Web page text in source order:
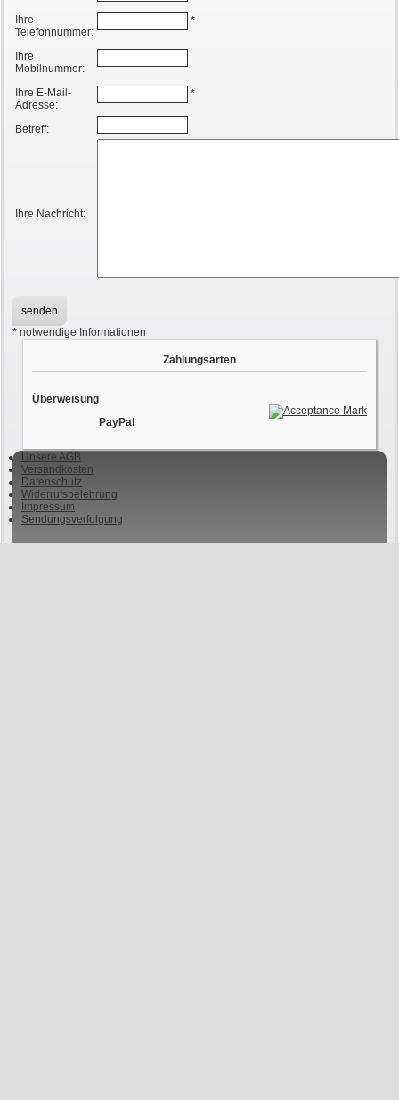
Ihre
Telefonnummer:
*
Ihre
Mobilnummer:
Ihre E-Mail-
Adresse:
*
Betreff:
Ihre Nachricht:
* notwendige Informationen
Zahlungsarten
Überweisung
PayPal
Unsere AGB
Versandkosten
Datenschutz
Widerrufsbelehrung
Impressum
Sendungsverfolgung